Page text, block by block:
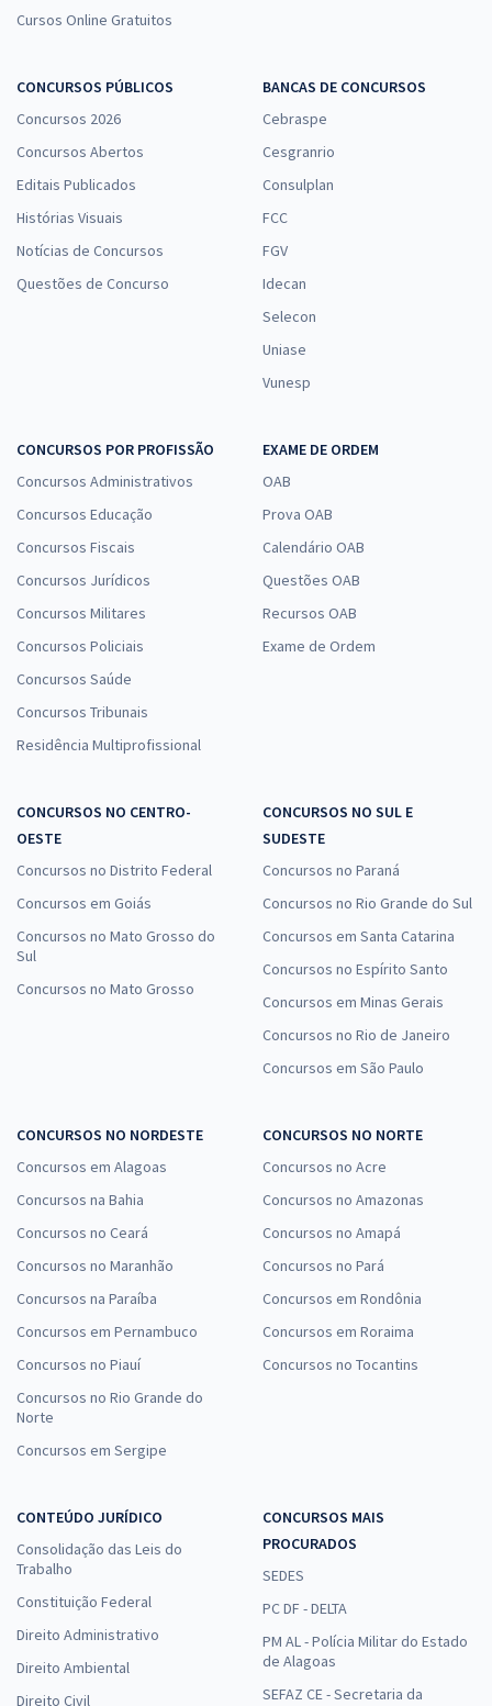
Cursos Online Gratuitos
CONCURSOS PÚBLICOS
Concursos 2026
Concursos Abertos
Editais Publicados
Histórias Visuais
Notícias de Concursos
Questões de Concurso
BANCAS DE CONCURSOS
Cebraspe
Cesgranrio
Consulplan
FCC
FGV
Idecan
Selecon
Uniase
Vunesp
CONCURSOS POR PROFISSÃO
Concursos Administrativos
Concursos Educação
Concursos Fiscais
Concursos Jurídicos
Concursos Militares
Concursos Policiais
Concursos Saúde
Concursos Tribunais
Residência Multiprofissional
EXAME DE ORDEM
OAB
Prova OAB
Calendário OAB
Questões OAB
Recursos OAB
Exame de Ordem
CONCURSOS NO CENTRO-
OESTE
Concursos no Distrito Federal
Concursos em Goiás
Concursos no Mato Grosso do
Sul
Concursos no Mato Grosso
CONCURSOS NO SUL E
SUDESTE
Concursos no Paraná
Concursos no Rio Grande do Sul
Concursos em Santa Catarina
Concursos no Espírito Santo
Concursos em Minas Gerais
Concursos no Rio de Janeiro
Concursos em São Paulo
CONCURSOS NO NORDESTE
Concursos em Alagoas
Concursos na Bahia
Concursos no Ceará
Concursos no Maranhão
Concursos na Paraíba
Concursos em Pernambuco
Concursos no Piauí
Concursos no Rio Grande do
Norte
Concursos em Sergipe
CONCURSOS NO NORTE
Concursos no Acre
Concursos no Amazonas
Concursos no Amapá
Concursos no Pará
Concursos em Rondônia
Concursos em Roraima
Concursos no Tocantins
CONTEÚDO JURÍDICO
Consolidação das Leis do
Trabalho
Constituição Federal
Direito Administrativo
Direito Ambiental
Direito Civil
CONCURSOS MAIS
PROCURADOS
SEDES
PC DF - DELTA
PM AL - Polícia Militar do Estado
de Alagoas
SEFAZ CE - Secretaria da